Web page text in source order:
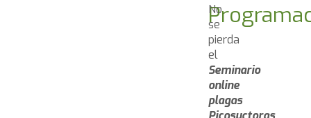
No
se
pierda
el
Seminario
online
plagas